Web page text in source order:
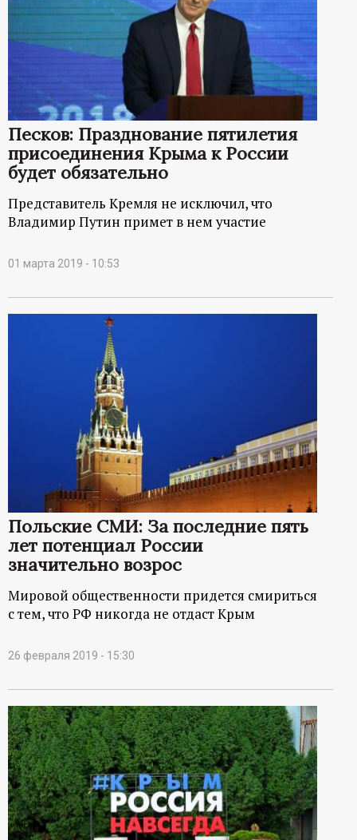
й
р
т
а
л
Песков: Празднование пятилетия
присоединения Крыма к России
будет обязательно
Представитель Кремля не исключил, что
Владимир Путин примет в нем участие
01 марта 2019 - 10:53
Польские СМИ: За последние пять
лет потенциал России
значительно возрос
Мировой общественности придется смириться
с тем, что РФ никогда не отдаст Крым
26 февраля 2019 - 15:30